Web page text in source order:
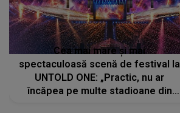
Cea mai mare și mai
spectaculoasă scenă de festival la
UNTOLD ONE: „Practic, nu ar
încăpea pe multe stadioane din